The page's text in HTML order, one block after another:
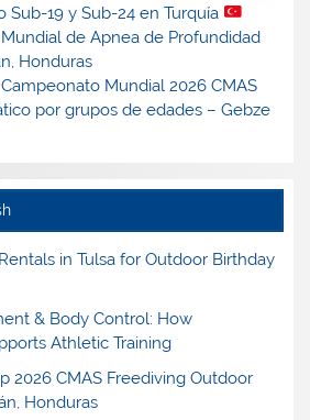
Sub-19 y Sub-24 en Turquía
de Apnea de Profundidad
Honduras
Mundial 2026 CMAS
por grupos de edades – Gebze
in Tulsa for Outdoor Birthday
& Body Control: How
Athletic Training
2026 CMAS Freediving Outdoor
Honduras